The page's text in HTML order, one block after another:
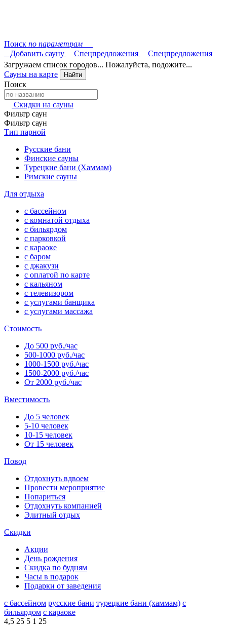
Поиск по параметрам
Добавить сауну
Спецпредложения
Спецпредложения
Загружаем список городов... Пожалуйста, подожите...
Сауны на карте
Найти
Поиск
Скидки на сауны
Фильтр саун
Фильтр саун
Тип парной
Русские бани
Финские сауны
Турецкие бани (Хаммам)
Римские сауны
Для отдыха
с бассейном
с комнатой отдыха
с бильярдом
с парковкой
с караоке
с баром
с джакузи
с оплатой по карте
с кальяном
с телевизором
с услугами банщика
с услугами массажа
Стоимость
До 500 руб./час
500-1000 руб./час
1000-1500 руб./час
1500-2000 руб./час
От 2000 руб./час
Вместимость
До 5 человек
5-10 человек
10-15 человек
От 15 человек
Повод
Отдохнуть вдвоем
Провести мероприятие
Попариться
Отдохнуть компанией
Элитный отдых
Скидки
Акции
День рождения
Скидка по будням
Часы в подарок
Подарки от заведения
с бассейном русские бани турецкие бани (хаммам) с
бильярдом с караоке
4,5 25 5 1 25